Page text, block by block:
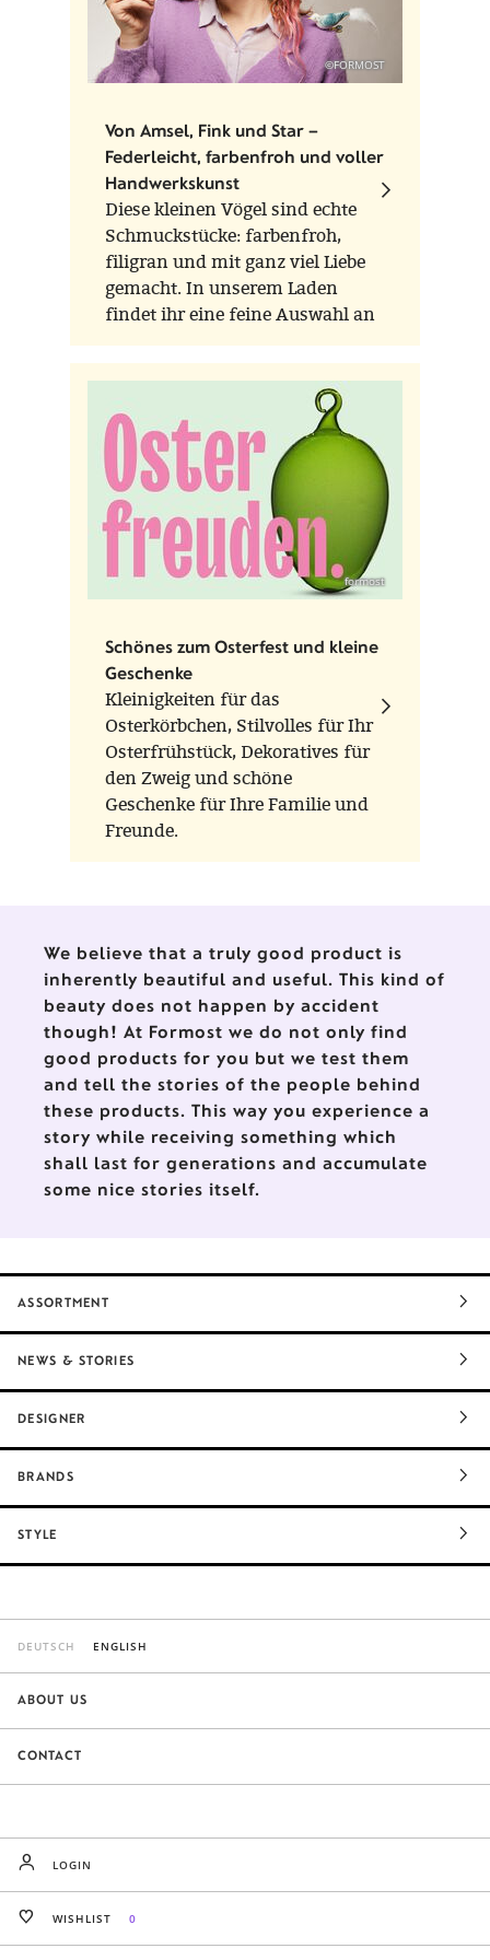
©FORMOST
Von Amsel, Fink und Star –
Federleicht, farbenfroh und voller
Handwerkskunst
Diese kleinen Vögel sind echte
Schmuckstücke: farbenfroh,
filigran und mit ganz viel Liebe
gemacht. In unserem Laden
findet ihr eine feine Auswahl an
Glasvögeln der Marken Scheler
Ambient Lauscha und Thüringer
Waldglasbläserei – zwei
Werkstätten, die für
traditionelles Handwerk und
liebevolle Detailarbeit stehen.
formost
Schönes zum Osterfest und kleine
Geschenke
Kleinigkeiten für das
Osterkörbchen, Stilvolles für Ihr
Osterfrühstück, Dekoratives für
den Zweig und schöne
Geschenke für Ihre Familie und
Freunde.
We believe that a truly good product is
inherently beautiful and useful. This kind of
beauty does not happen by accident
though! At Formost we do not only find
good products for you but we test them
and tell the stories of the people behind
these products. This way you experience a
story while receiving something which
shall last for generations and accumulate
some nice stories itself.
ASSORTMENT
NEWS & STORIES
DESIGNER
BRANDS
STYLE
DEUTSCH ENGLISH
ABOUT US
CONTACT
LOGIN
WISHLIST 0